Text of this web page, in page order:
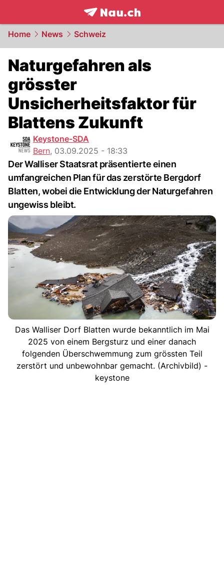
frontpage.NAU.ch
Home News Schweiz
Naturgefahren als
grösster
Unsicherheitsfaktor für
Blattens Zukunft
Keystone-SDA
Bern, 03.09.2025 - 18:33
Der Walliser Staatsrat präsentierte einen
umfangreichen Plan für das zerstörte Bergdorf
Blatten, wobei die Entwicklung der Naturgefahren
ungewiss bleibt.
Das Walliser Dorf Blatten wurde bekanntlich im Mai
2025 von einem Bergsturz und einer danach
folgenden Überschwemmung zum grössten Teil
zerstört und unbewohnbar gemacht. (Archivbild) -
keystone